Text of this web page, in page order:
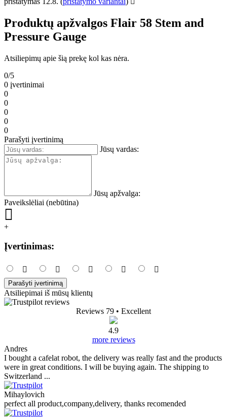
Produktų apžvalgos Flair 58 Stem and
Pressure Gauge
Atsiliepimų apie šią prekę kol kas nėra.
0/5
0 įvertinimai
0
0
0
0
0
Parašyti įvertinimą
Jūsų vardas:
Jūsų apžvalga:
Paveikslėliai (nebūtina)
+
Įvertinimas:
Parašyti įvertinimą
Atsiliepimai iš mūsų klientų
Reviews 79 • Excellent
4.9
more reviews
Andres
I bought a cafelat robot, the delivery was really fast and the products
were in great conditions. I will be buying again. The shipping to
Switzerland ...
Mihaylovich
perfect all product,company,delivery, thanks recomended